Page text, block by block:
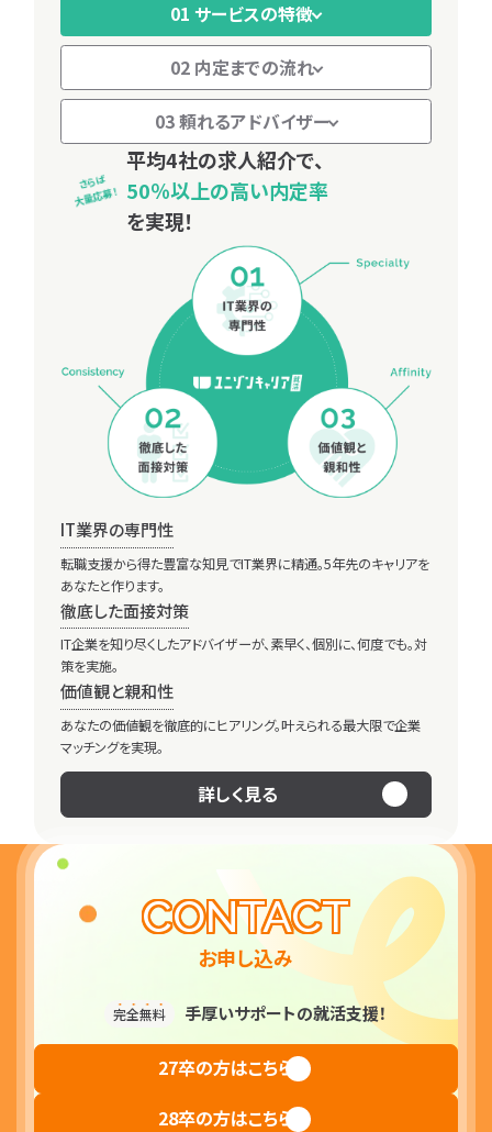
01 サービスの特徴
02 内定までの流れ
03 頼れるアドバイザー
さらば
大量応募！
平均4社の求人紹介で、
50％以上の高い内定率
を実現！
IT業界の専門性
転職支援から得た豊富な知見でIT業界に精通。5年先のキャリアを
あなたと作ります。
徹底した面接対策
IT企業を知り尽くしたアドバイザーが、素早く、個別に、何度でも。対
策を実施。
価値観と親和性
あなたの価値観を徹底的にヒアリング。叶えられる最大限で企業
マッチングを実現。
詳しく見る
就活スタートから
内定獲得まで、
私たちが徹底サポート！
不安や疑問を解消しながら、納得内定を目指してあなたの就活を
無料登録
02
ヒアリング
03
業界説明
04
05 06
面接対策
08
内定獲得
一緒に笑える
就活支援をあなたに。
IT業界に詳しい、なんでも聞けるキャリア
アドバイザーがあなたを全力サポートします！
S.SAKAI
出会えてよかったと思ってもらえるキャリア
アドバイザーに
紹介ページへ
CONTACT
お申し込み
完全無料 手厚いサポートの就活支援！
27卒の方はこちら
28卒の方はこちら